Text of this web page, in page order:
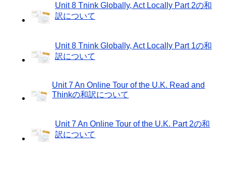
Unit 8 Tnink Globally, Act Locally Part 2の和
訳について
Unit 8 Tnink Globally, Act Locally Part 1の和
訳について
Unit 7 An Online Tour of the U.K. Read and
Thinkの和訳について
Unit 7 An Online Tour of the U.K. Part 2の和
訳について